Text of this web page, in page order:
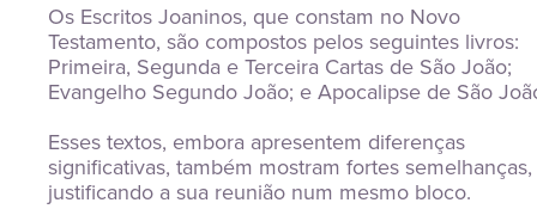
Os Escritos Joaninos, que constam no Novo
Testamento, são compostos pelos seguintes livros:
Primeira, Segunda e Terceira Cartas de São João;
Evangelho Segundo João; e Apocalipse de São
Esses textos, embora apresentem diferenças
significativas, também mostram fortes semelhanças,
justificando a sua reunião num mesmo bloco.